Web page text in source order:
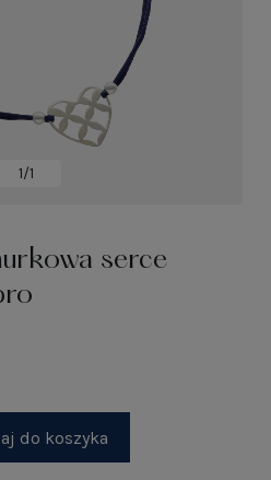
1/1
serce
do koszyka